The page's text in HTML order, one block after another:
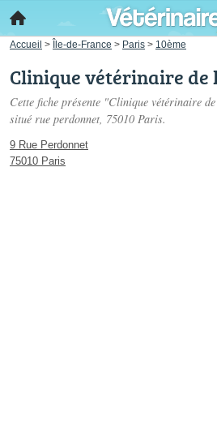
Accueil > Île-de-France > Paris > 10ème
Clinique vétérinaire de
Cette fiche présente "Clinique vétérinaire
situé rue perdonnet, 75010 Paris.
9 Rue Perdonnet
75010 Paris